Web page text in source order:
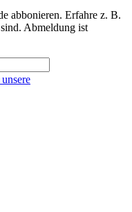
abbonieren. Erfahre z. B.
Abmeldung ist